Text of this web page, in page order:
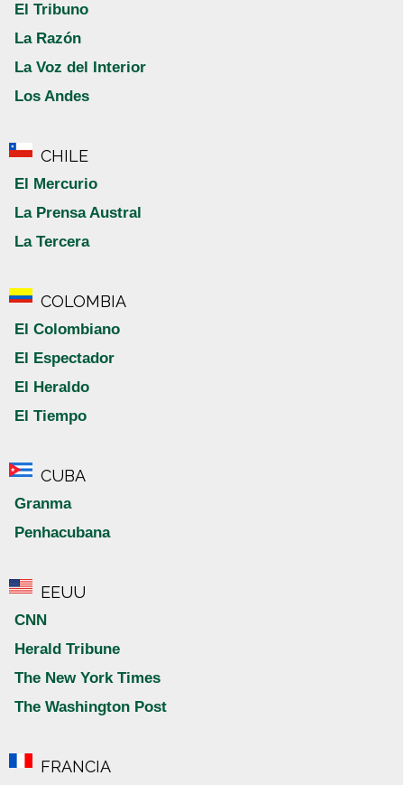
El Tribuno
La Razón
La Voz del Interior
Los Andes
CHILE
El Mercurio
La Prensa Austral
La Tercera
COLOMBIA
El Colombiano
El Espectador
El Heraldo
El Tiempo
CUBA
Granma
Penhacubana
EEUU
CNN
Herald Tribune
The New York Times
The Washington Post
FRANCIA